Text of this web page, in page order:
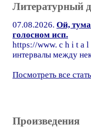
Литературный
07.08.2026. Ой,
голосном исп.
https://www. c h i t a
интервалы между
Посмотреть все
Произведения